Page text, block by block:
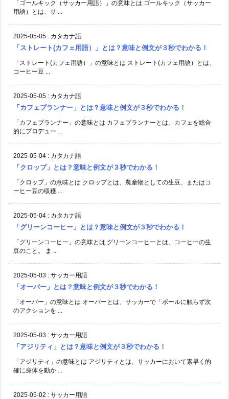
「ゴールキック（サッカー用語）」の意味とは ゴールキック（サッカー
用語）とは、サ ...
2025-05-05 : カタカナ語
「ストレート(カフェ用語）」とは？意味と例文が３秒でわかる！
「ストレート(カフェ用語）」の意味とは ストレート(カフェ用語）とは、
コーヒー豆 ...
2025-05-05 : カタカナ語
「カフェプランナー」とは？意味と例文が３秒でわかる！
「カフェプランナー」の意味とは カフェプランナーとは、カフェを総合
的にプロデュー ...
2025-05-04 : カタカナ語
「クロップ」とは？意味と例文が３秒でわかる！
「クロップ」の意味とは クロップとは、農産物としての生豆、またはコ
ーヒー豆の収穫 ...
2025-05-04 : カタカナ語
「グリーンコーヒー」とは？意味と例文が３秒でわかる！
「グリーンコーヒー」の意味とは グリーンコーヒーとは、コーヒーの生
豆のこと。 ま ...
2025-05-03 : サッカー用語
「オーバー」とは？意味と例文が３秒でわかる！
「オーバー」の意味とは オーバーとは、サッカーで「ボールに触らず次
のアクションを ...
2025-05-03 : サッカー用語
「アジリティ」とは？意味と例文が３秒でわかる！
「アジリティ」の意味とは アジリティとは、サッカーにおいて素早く的
確に身体を動か ...
2025-05-02 : サッカー用語